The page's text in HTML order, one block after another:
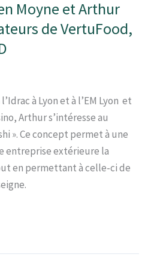
Moyne et Arthur
de VertuFood,
à Lyon et à l’EM Lyon et
Arthur s’intéresse au
». Ce concept permet à une
entreprise extérieure la
en permettant à celle-ci de